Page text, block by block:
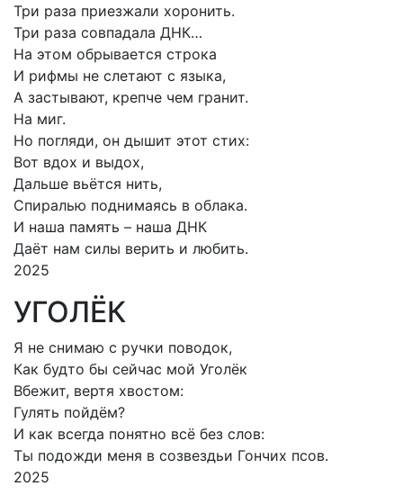
Три раза приезжали хоронить.
Три раза совпадала ДНК…
На этом обрывается строка
И рифмы не слетают с языка,
А застывают, крепче чем гранит.
На миг.
Но погляди, он дышит этот стих:
Вот вдох и выдох,
Дальше вьётся нить,
Спиралью поднимаясь в облака.
И наша память – наша ДНК
Даёт нам силы верить и любить.
2025
УГОЛЁК
Я не снимаю с ручки поводок,
Как будто бы сейчас мой Уголёк
Вбежит, вертя хвостом:
Гулять пойдём?
И как всегда понятно всё без слов:
Ты подожди меня в созвездьи Гончих псов.
2025